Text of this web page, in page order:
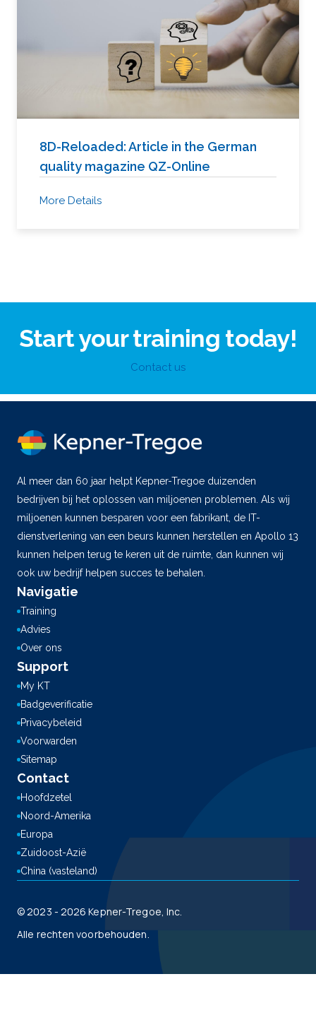
8D-Reloaded: Article in the German
quality magazine QZ-Online
More Details
Start your training today!
Contact us
Al meer dan 60 jaar helpt Kepner-Tregoe duizenden
bedrijven bij het oplossen van miljoenen problemen. Als wij
miljoenen kunnen besparen voor een fabrikant, de IT-
dienstverlening van een beurs kunnen herstellen en Apollo 13
kunnen helpen terug te keren uit de ruimte, dan kunnen wij
ook uw bedrijf helpen succes te behalen.
Navigatie
Training
Advies
Over ons
Support
My KT
Badgeverificatie
Privacybeleid
Voorwarden
Sitemap
Contact
Hoofdzetel
Noord-Amerika
Europa
Zuidoost-Azië
China (vasteland)
© 2023 - 2026 Kepner-Tregoe, Inc.
Alle rechten voorbehouden.